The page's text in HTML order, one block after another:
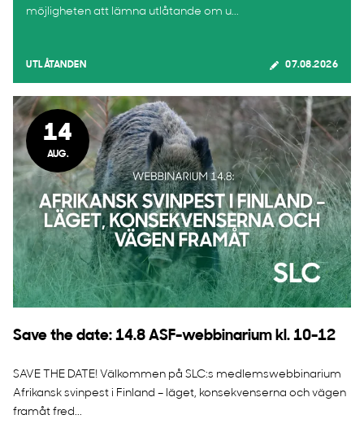
möjligheten att lämna utlåtande om u...
UTLÅTANDEN 07.08.2026
14
AUG.
Save the date: 14.8 ASF-webbinarium kl. 10-12
SAVE THE DATE! Välkommen på SLC:s medlemswebbinarium
Afrikansk svinpest i Finland – läget, konsekvenserna och vägen
framåt fred...